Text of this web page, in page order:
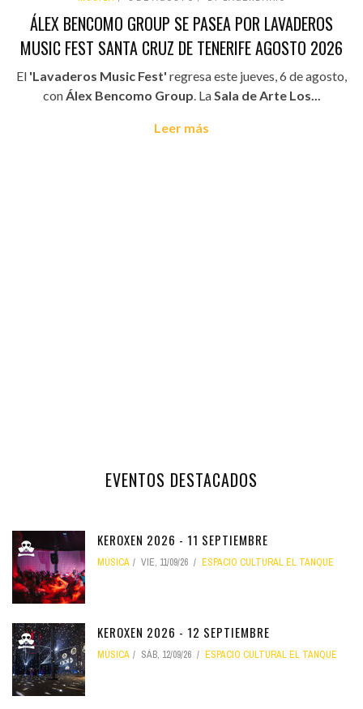
ÁLEX BENCOMO GROUP SE PASEA POR LAVADEROS
MUSIC FEST SANTA CRUZ DE TENERIFE AGOSTO 2026
El 'Lavaderos Music Fest' regresa este jueves, 6 de agosto,
conÁlex Bencomo Group. LaSala de Arte Los...
Leer más
EVENTOS DESTACADOS
KEROXEN 2026 - 11 SEPTIEMBRE
MÚSICA VIE, 11/09/26 ESPACIO CULTURAL EL TANQUE
KEROXEN 2026 - 12 SEPTIEMBRE
MÚSICA SÁB, 12/09/26 ESPACIO CULTURAL EL TANQUE